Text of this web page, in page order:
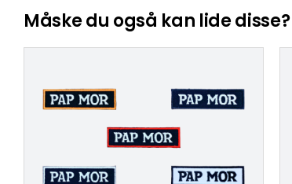
Måske du også kan lide disse?